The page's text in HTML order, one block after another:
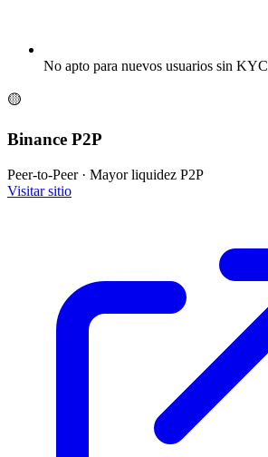
No apto para nuevos usuarios sin KYC
🟡
Binance P2P
Peer-to-Peer · Mayor liquidez P2P
Visitar sitio